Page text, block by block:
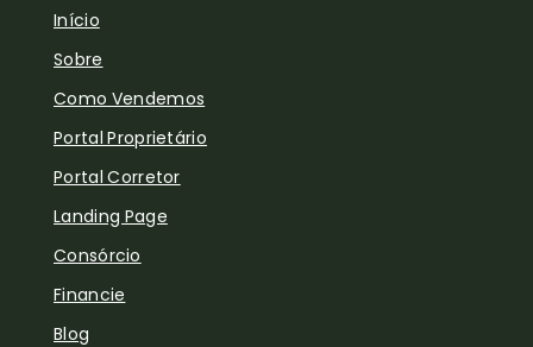
Início
Sobre
Como Vendemos
Portal Proprietário
Portal Corretor
Landing Page
Consórcio
Financie
Blog